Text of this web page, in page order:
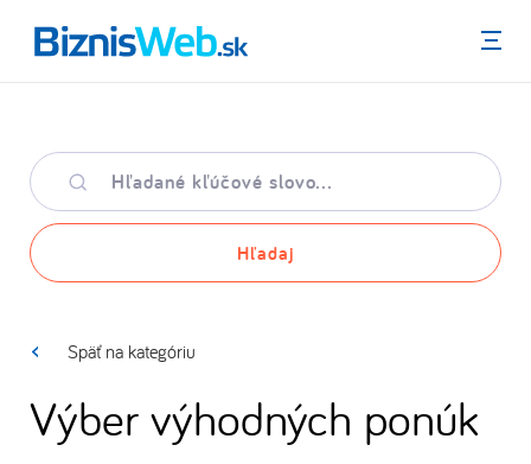
Menu
Hľadané
kľúčové
slovo
Hľadaj
Späť na kategóriu
Výber výhodných ponúk